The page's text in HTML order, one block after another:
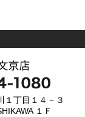
１丁目１４－３
１Ｆ